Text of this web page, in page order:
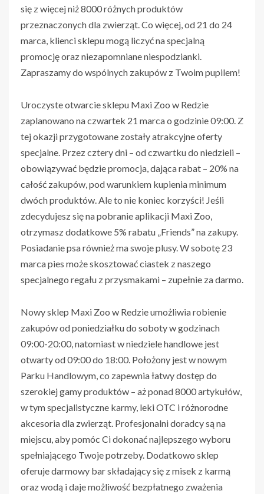
się z więcej niż 8000 różnych produktów
przeznaczonych dla zwierząt. Co więcej, od 21 do 24
marca, klienci sklepu mogą liczyć na specjalną
promocję oraz niezapomniane niespodzianki.
Zapraszamy do wspólnych zakupów z Twoim pupilem!
Uroczyste otwarcie sklepu Maxi Zoo w Redzie
zaplanowano na czwartek 21 marca o godzinie 09:00. Z
tej okazji przygotowane zostały atrakcyjne oferty
specjalne. Przez cztery dni – od czwartku do niedzieli –
obowiązywać będzie promocja, dająca rabat – 20% na
całość zakupów, pod warunkiem kupienia minimum
dwóch produktów. Ale to nie koniec korzyści! Jeśli
zdecydujesz się na pobranie aplikacji Maxi Zoo,
otrzymasz dodatkowe 5% rabatu „Friends” na zakupy.
Posiadanie psa również ma swoje plusy. W sobotę 23
marca pies może skosztować ciastek z naszego
specjalnego regału z przysmakami – zupełnie za darmo.
Nowy sklep Maxi Zoo w Redzie umożliwia robienie
zakupów od poniedziałku do soboty w godzinach
09:00-20:00, natomiast w niedziele handlowe jest
otwarty od 09:00 do 18:00. Położony jest w nowym
Parku Handlowym, co zapewnia łatwy dostęp do
szerokiej gamy produktów – aż ponad 8000 artykułów,
w tym specjalistyczne karmy, leki OTC i różnorodne
akcesoria dla zwierząt. Profesjonalni doradcy są na
miejscu, aby pomóc Ci dokonać najlepszego wyboru
spełniającego Twoje potrzeby. Dodatkowo sklep
oferuje darmowy bar składający się z misek z karmą
oraz wodą i daje możliwość bezpłatnego zważenia